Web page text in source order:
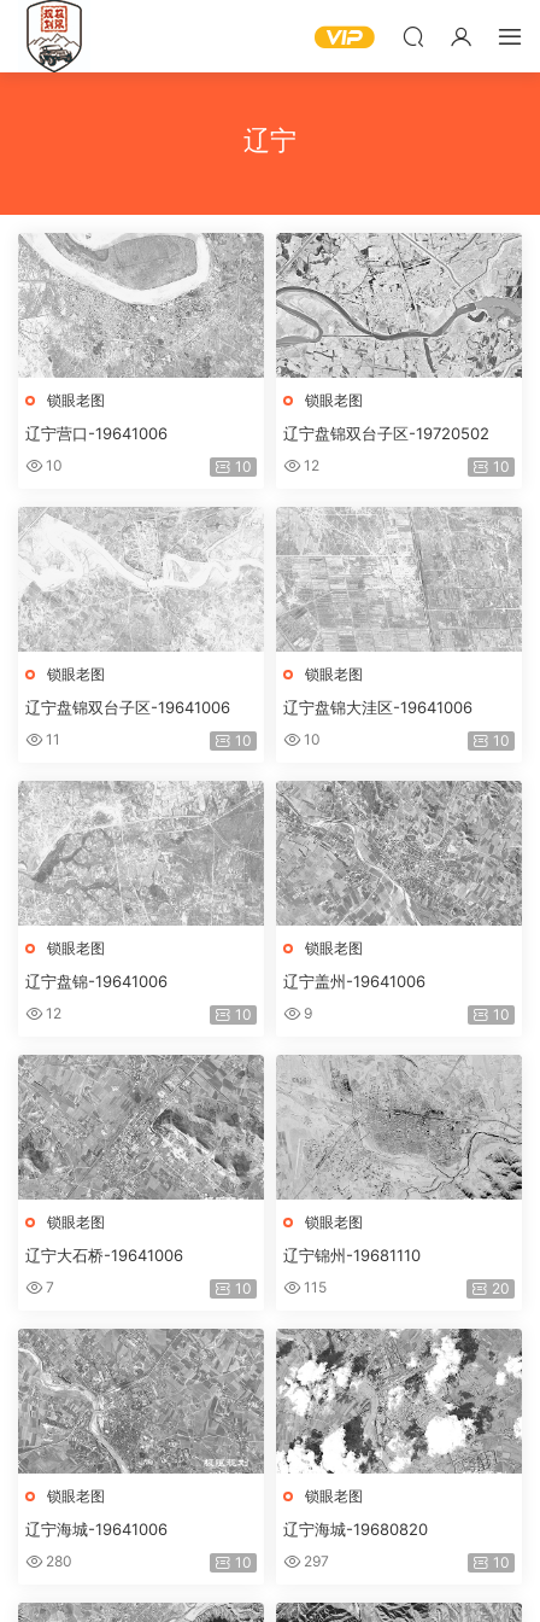
辽宁
锁眼老图
辽宁营口-19641006
10 10
锁眼老图
辽宁盘锦双台子区-19720502
12 10
锁眼老图
辽宁盘锦双台子区-19641006
11 10
锁眼老图
辽宁盘锦大洼区-19641006
10 10
锁眼老图
辽宁盘锦-19641006
12 10
锁眼老图
辽宁盖州-19641006
9 10
锁眼老图
辽宁大石桥-19641006
7 10
锁眼老图
辽宁锦州-19681110
115 20
锁眼老图
辽宁海城-19641006
280 10
锁眼老图
辽宁海城-19680820
297 10